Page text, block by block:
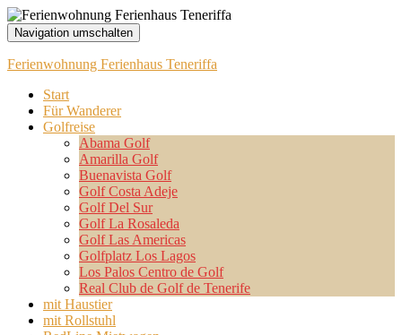
Navigation umschalten
Ferienwohnung Ferienhaus Teneriffa
Start
Für Wanderer
Golfreise
Abama Golf
Amarilla Golf
Buenavista Golf
Golf Costa Adeje
Golf Del Sur
Golf La Rosaleda
Golf Las Americas
Golfplatz Los Lagos
Los Palos Centro de Golf
Real Club de Golf de Tenerife
mit Haustier
mit Rollstuhl